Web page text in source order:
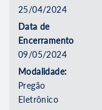
25/04/2024
Data de
Encerramento
09/05/2024
Modalidade:
Pregão
Eletrônico